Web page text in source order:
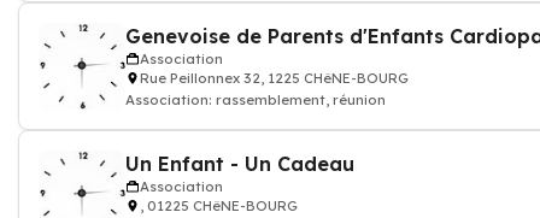
Genevoise de Parents d'Enfants
Association
Rue Peillonnex 32, 1225 CHêNE-BOURG
Association: rassemblement, réunion
Un Enfant - Un Cadeau
Association
, 01225 CHêNE-BOURG